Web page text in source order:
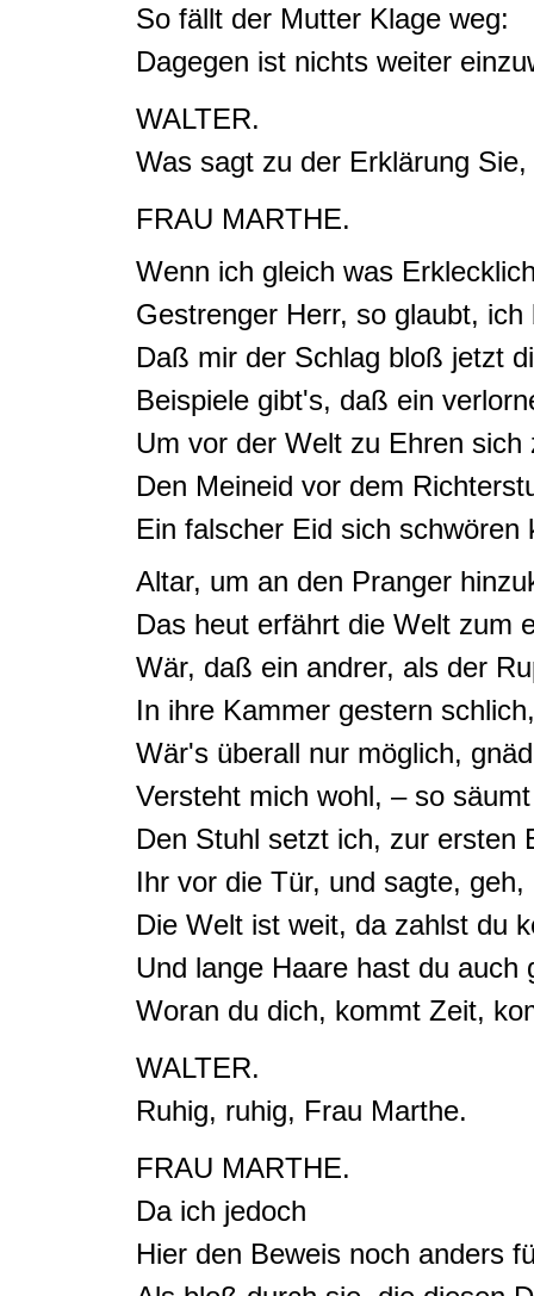
So fällt der Mutter Klage weg:
Dagegen ist nichts weiter
WALTER.
Was sagt zu der Erklärung
FRAU MARTHE.
Wenn ich gleich was
Gestrenger Herr, so glaubt, ich
Daß mir der Schlag bloß jetzt
Beispiele gibt's, daß ein
Um vor der Welt zu Ehren sich
Den Meineid vor dem
Ein falscher Eid sich schwören
Altar, um an den Pranger
Das heut erfährt die Welt zum
Wär, daß ein andrer, als der
In ihre Kammer gestern
Wär's überall nur möglich,
Versteht mich wohl, – so
Den Stuhl setzt ich, zur ersten
Ihr vor die Tür, und sagte, geh,
Die Welt ist weit, da zahlst du
Und lange Haare hast du auch
Woran du dich, kommt Zeit,
WALTER.
Ruhig, ruhig, Frau Marthe.
FRAU MARTHE.
Da ich jedoch
Hier den Beweis noch anders